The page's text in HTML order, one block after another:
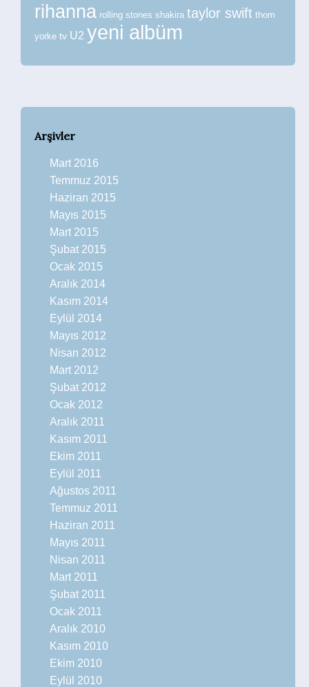
rihanna rolling stones shakira taylor swift thom
yorke tv U2 yeni albüm
Arşivler
Mart 2016
Temmuz 2015
Haziran 2015
Mayıs 2015
Mart 2015
Şubat 2015
Ocak 2015
Aralık 2014
Kasım 2014
Eylül 2014
Mayıs 2012
Nisan 2012
Mart 2012
Şubat 2012
Ocak 2012
Aralık 2011
Kasım 2011
Ekim 2011
Eylül 2011
Ağustos 2011
Temmuz 2011
Haziran 2011
Mayıs 2011
Nisan 2011
Mart 2011
Şubat 2011
Ocak 2011
Aralık 2010
Kasım 2010
Ekim 2010
Eylül 2010